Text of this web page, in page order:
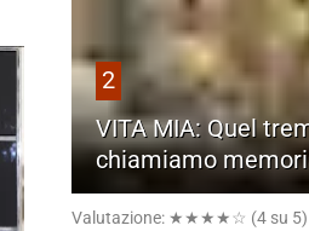
2
VITA MIA: Quel
chiamiamo
Valutazione: ★★★★☆ (4 su 5)